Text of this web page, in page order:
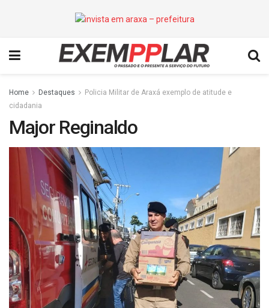
Home Destaques
Policia Militar de Araxá exemplo de atitude e
cidadania
Major Reginaldo